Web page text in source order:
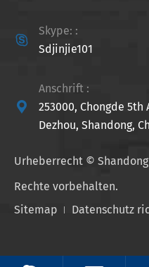

Skype: :
Sdjinjie101

Anschrift :
253000, Chongde
Dezhou, Shandong,
Urheberrecht ©
Rechte vorbehalten.
Sitemap
Datenschutz